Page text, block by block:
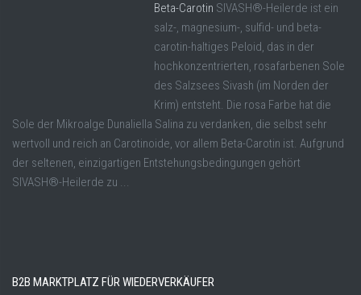
Beta-Carotin SIVASH®-Heilerde ist ein
salz-, magnesium-, sulfid- und beta-
carotin-haltiges Peloid, das in der
hochkonzentrierten, rosafarbenen Sole
des Salzsees Sivash (im Norden der
Krim) entsteht. Die rosa Farbe hat die
Sole der Mikroalge Dunaliella Salina zu verdanken, die selbst sehr
wertvoll und reich an Carotinoide, vor allem Beta-Carotin ist. Aufgrund
der seltenen, einzigartigen Entstehungsbedingungen gehört
SIVASH®-Heilerde zu ...
B2B MARKTPLATZ FÜR WIEDERVERKÄUFER